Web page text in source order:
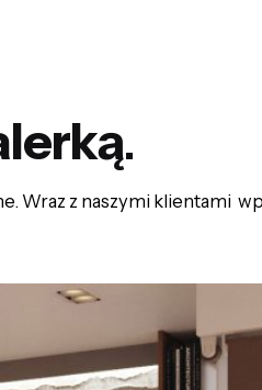
.
Wraz z naszymi klientami